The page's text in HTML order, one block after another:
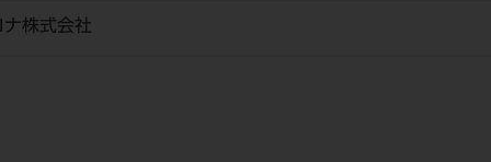
株式会社